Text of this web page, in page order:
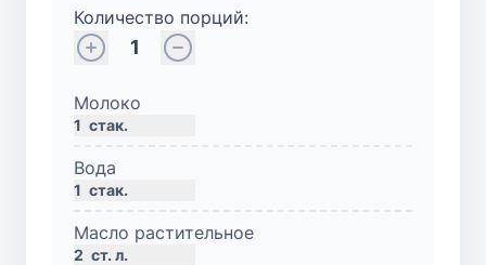
Количество порций:
1
Молоко
1 стак.
Вода
1 стак.
Масло растительное
2 ст. л.